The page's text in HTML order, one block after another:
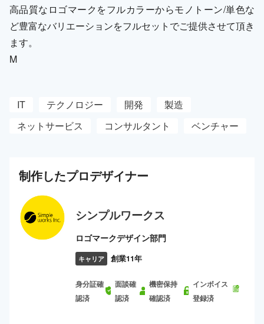
高品質なロゴマークをフルカラーからモノトーン/単色な
ど豊富なバリエーションをフルセットでご提供させて頂き
ます。
M
IT テクノロジー 開発
製造
ネットサービス
コンサルタント ベンチャー
制作したプロデザイナー
シンプルワークス
ロゴマークデザイン部門
キャリア 創業11年
身分証確
認済
面談確
認済
機密保持
確認済
インボイス
登録済